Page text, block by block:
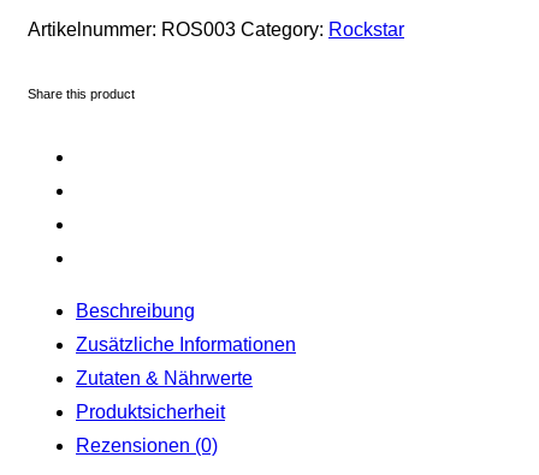
Artikelnummer: ROS003 Category: Rockstar
Share this product
Beschreibung
Zusätzliche Informationen
Zutaten & Nährwerte
Produktsicherheit
Rezensionen (0)